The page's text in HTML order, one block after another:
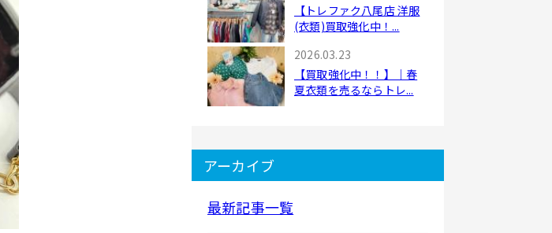
【トレファク八尾店 洋服
(衣類)買取強化中！...
2026.03.23
【買取強化中！！】｜春
夏衣類を売るならトレ...
アーカイブ
最新記事一覧